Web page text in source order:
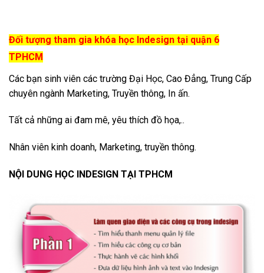
Đối tượng tham gia khóa học Indesign tại quận 6
TPHCM
Các bạn sinh viên các trường Đại Học, Cao Đẳng, Trung Cấp
chuyên ngành Marketing, Truyền thông, In ấn.
Tất cả những ai đam mê, yêu thích đồ họa,..
Nhân viên kinh doanh, Marketing, truyền thông.
NỘI DUNG HỌC INDESIGN TẠI TPHCM